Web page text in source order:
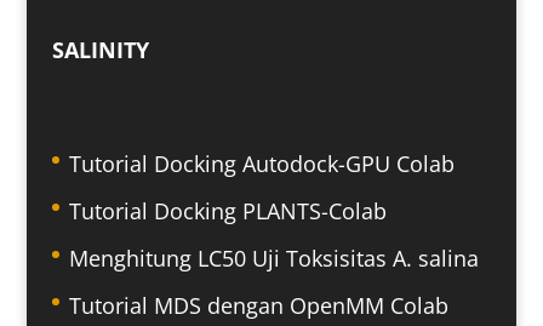
SALINITY
Tutorial Docking Autodock-GPU Colab
Tutorial Docking PLANTS-Colab
Menghitung LC50 Uji Toksisitas A. salina
Tutorial MDS dengan OpenMM Colab